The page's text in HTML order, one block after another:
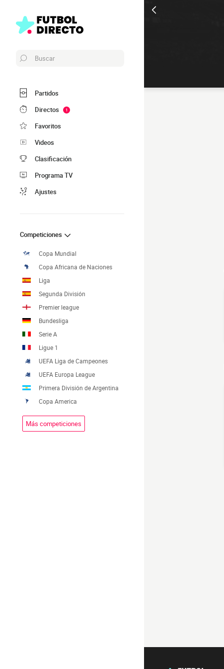
Buscar
Partidos
Directos
1
Favoritos
Videos
Clasificación
Programa TV
Ajustes
Competiciones
Copa Mundial
Copa Africana de Naciones
Liga
Segunda División
Premier league
Bundesliga
Serie A
Ligue 1
UEFA Liga de Campeones
UEFA Europa League
Primera División de Argentina
Copa America
Más competiciones